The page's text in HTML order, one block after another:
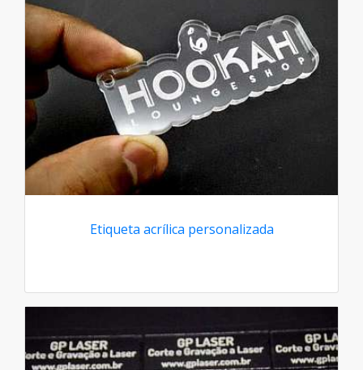
Etiqueta acrílica personalizada